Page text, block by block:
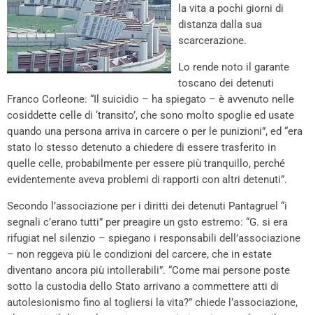
la vita a pochi giorni di
distanza dalla sua
scarcerazione.
Lo rende noto il garante
toscano dei detenuti
Franco Corleone: “Il suicidio – ha spiegato – è avvenuto nelle
cosiddette celle di ‘transito’, che sono molto spoglie ed usate
quando una persona arriva in carcere o per le punizioni”, ed “era
stato lo stesso detenuto a chiedere di essere trasferito in
quelle celle, probabilmente per essere più tranquillo, perché
evidentemente aveva problemi di rapporti con altri detenuti”.
Secondo l’associazione per i diritti dei detenuti Pantagruel “i
segnali c’erano tutti” per preagire un gsto estremo: “G. si era
rifugiat nel silenzio – spiegano i responsabili dell’associazione
– non reggeva più le condizioni del carcere, che in estate
diventano ancora più intollerabili”. “Come mai persone poste
sotto la custodia dello Stato arrivano a commettere atti di
autolesionismo fino al togliersi la vita?” chiede l’associazione,